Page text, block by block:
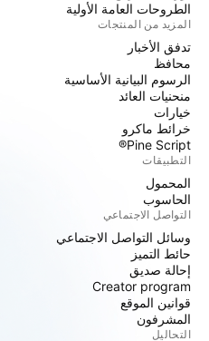
الطروحات العامة الأولية
المزيد من المنتجات
تدفق الأخبار
محافظ
الرسوم البيانية الأساسية
منحنيات العائد
خيارات
خرائط ماكرو
Pine Script®
التطبيقات
المحمول
الحاسوب
التواصل الاجتماعي
وسائل التواصل الاجتماعي
حائط التميز
إحالة صديق
Creator program
قوانين الموقع
المشرفون
التحاليل